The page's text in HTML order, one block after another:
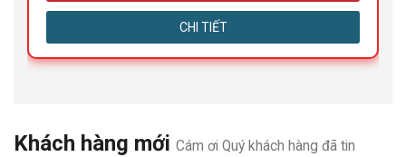
CHI TIẾT
Khách hàng mới Cám ơi Quý khách hàng đã tin